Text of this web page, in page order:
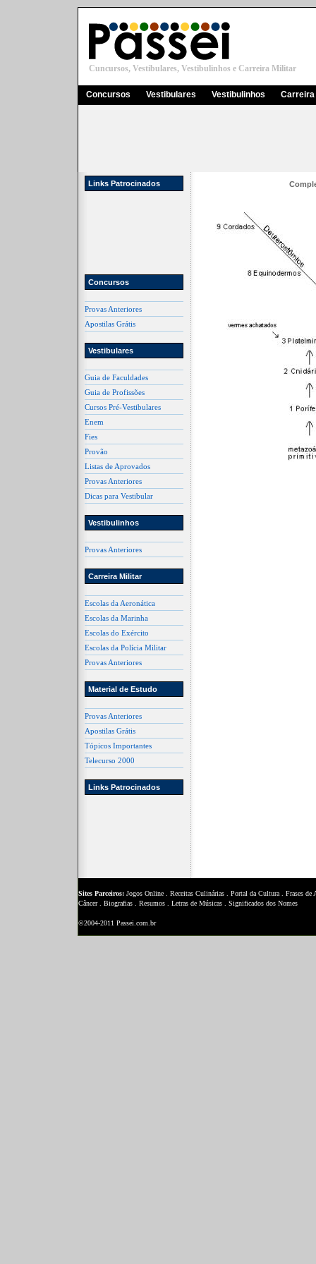
Cuncursos, Vestibulares, Vestibulinhos e Carreira Militar
Concursos Vestibulares Vestibulinhos
Links Patrocinados
Concursos
Provas Anteriores
Apostilas Grátis
Vestibulares
Guia de Faculdades
Guia de Profissões
Cursos Pré-Vestibulares
Enem
Fies
Provão
Listas de Aprovados
Provas Anteriores
Dicas para Vestibular
Vestibulinhos
Provas Anteriores
Carreira Militar
Escolas da Aeronática
Escolas da Marinha
Escolas do Exército
Escolas da Polícia Militar
Provas Anteriores
Material de Estudo
Provas Anteriores
Apostilas Grátis
Tópicos Importantes
Telecurso 2000
Links Patrocinados
Sites Parceiros: Jogos Online Receitas Culinárias Portal da Cultura
Frases de
Câncer. Biografias Resumos Letras de Músicas Significados dos Nomes
©2004-2011 Passei.com.br